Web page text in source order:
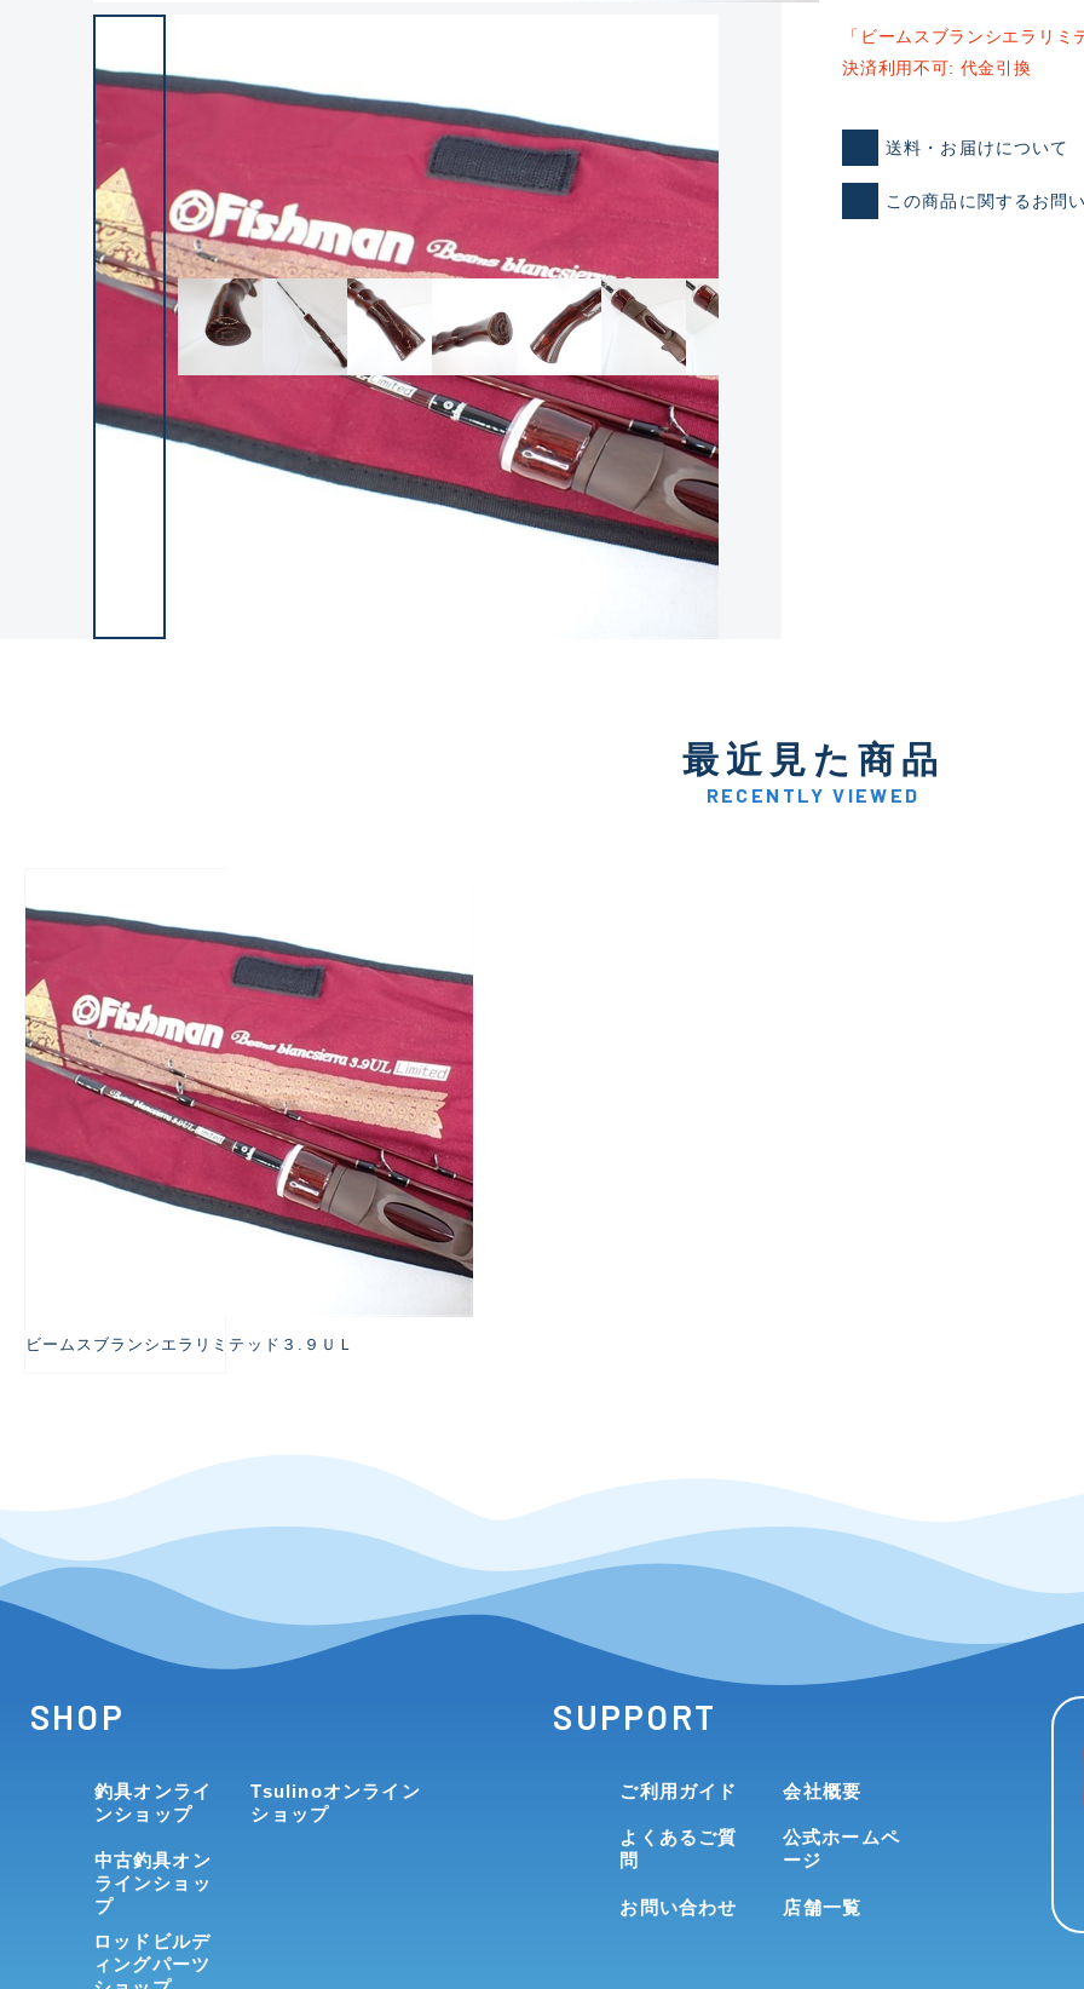
ランクとは？
新古品（メーカー問屋から
品）
C-
い品
「ビームスブランシエラリ
決済利用不可: 代金引換
送料・お届けについて
この商品に関するお問
最近見た商品
RECENTLY VIEWED
ビームスブランシエラリミテッド３.９ＵＬ
SHOP
釣具オンライ
ンショップ
中古釣具オン
ラインショッ
プ
ロッドビルデ
ィングパーツ
Tsulinoオンライン
ショップ
SUPPORT
ご利用ガイド
よくあるご質
問
お問い合わせ
会社概要
公式ホームペ
ージ
店舗一覧